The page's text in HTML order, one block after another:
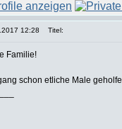
12:28 Titel:
Familie!
schon etliche Male